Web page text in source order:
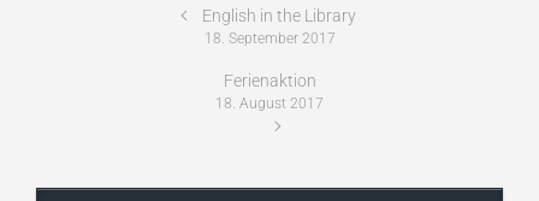
English in the Library
18. September 2017
Ferienaktion
18. August 2017